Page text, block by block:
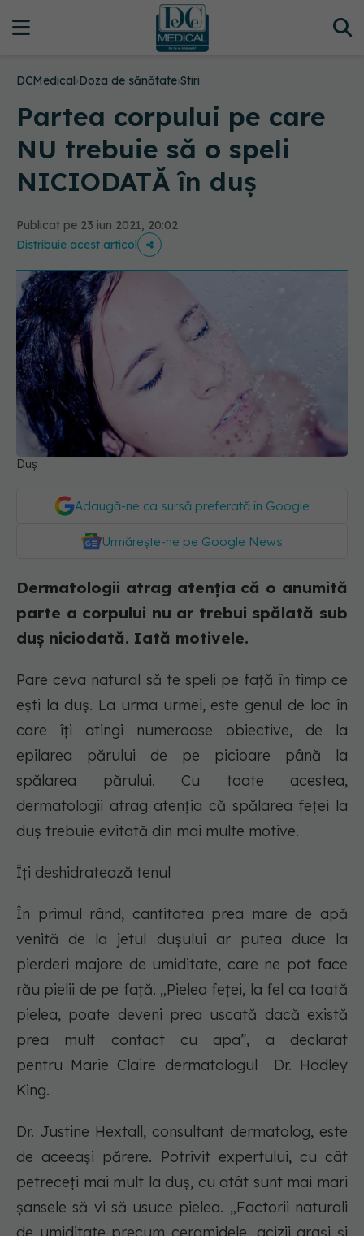
DCMedical›Doza de sănătate›Stiri
Partea corpului pe care
NU trebuie să o speli
NICIODATĂ în duș
Publicat pe 23 iun 2021, 20:02
Distribuie acest articol
Duș
Adaugă-ne ca sursă preferată în Google
Urmărește-ne pe Google News
Dermatologii atrag atenția că o anumită
parte a corpului nu ar trebui spălată sub
duș niciodată. Iată motivele.
Pare ceva natural să te speli pe față în timp ce
ești la duș. La urma urmei, este genul de loc în
care îți atingi numeroase obiective, de la
epilarea părului de pe picioare până la
spălarea părului. Cu toate acestea,
dermatologii atrag atenția că spălarea feței la
duș trebuie evitată din mai multe motive.
Îți deshidratează tenul
În primul rând, cantitatea prea mare de apă
venită de la jetul dușului ar putea duce la
pierderi majore de umiditate, care ne pot face
rău pielii de pe față. „Pielea feței, la fel ca toată
pielea, poate deveni prea uscată dacă există
prea mult contact cu apa”, a declarat
pentru Marie Claire dermatologul Dr. Hadley
King.
Dr. Justine Hextall, consultant dermatolog, este
de aceeași părere. Potrivit expertului, cu cât
petreceți mai mult la duș, cu atât sunt mai mari
șansele să vi să usuce pielea. „Factorii naturali